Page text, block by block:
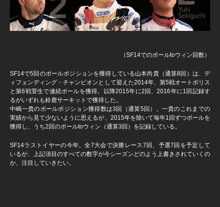
（SF14でのポールtoウィン回数）
SF14で5回のポールポジションを獲得している山本尚貴（通算8回）は、デ
ィフェンディング・チャンピオンとして迎えた2014年、第5戦オートポリス
と第6戦菅生で連続ポールを獲得。以降2015年に2回、2016年に1回記録す
るがいずれも鈴鹿サーキットで獲得した。
中嶋一貴のポールポジション獲得数は3回（通算5回）。一貴のこれまでの
実績から見て少ないように思えるが、2015年を除いて毎年1回ずつポールを
獲得し、うち2回のポールtoウィン（通算3回）を記録している。
SF14ラストイヤーの今年。全7大会で決勝レース7回、予選7回を予定して
いるが、上記項目のすべての数字が今シーズンどのよう上書きされていくの
か、注目していきたい。